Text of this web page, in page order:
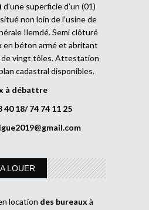
d’une superficie d’un (01)
non loin de l’usine de
Ilemdé. Semi clôturé
en béton armé et abritant
vingt tôles. Attestation
cadastral disponibles.
à débattre
40 18/ 74 74 11 25
A LOUER
location des bureaux à